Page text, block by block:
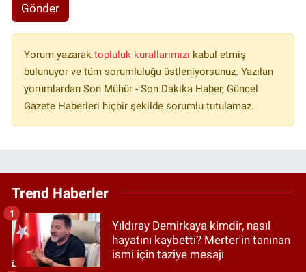
Gönder
Yorum yazarak topluluk kurallarımızı kabul etmiş
bulunuyor ve tüm sorumluluğu üstleniyorsunuz. Yazılan
yorumlardan Son Mühür - Son Dakika Haber, Güncel
Gazete Haberleri hiçbir şekilde sorumlu tutulamaz.
Trend Haberler
Yıldıray Demirkaya kimdir, nasıl
hayatını kaybetti? Merter'in tanınan
ismi için taziye mesajı
1